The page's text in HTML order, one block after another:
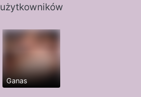
użytkowników
Ganas